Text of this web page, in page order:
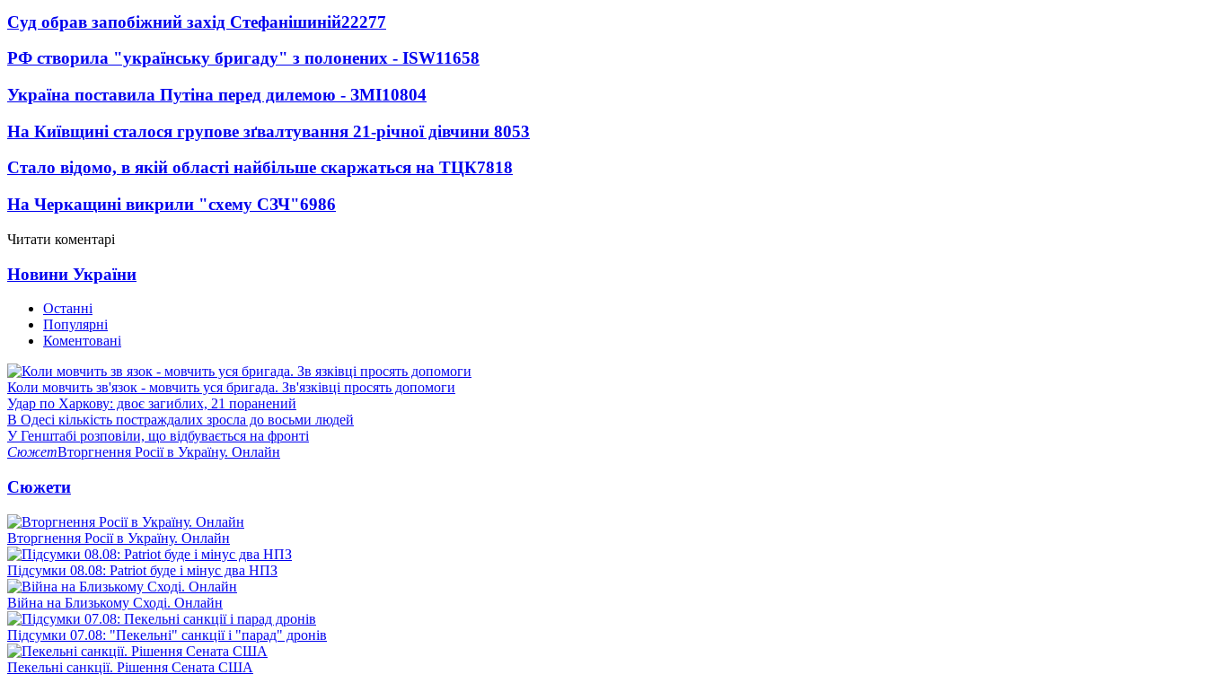
Суд обрав запобіжний захід Стефанішиній22277
РФ створила "українську бригаду" з полонених - ISW11658
Україна поставила Путіна перед дилемою - ЗМІ10804
На Київщині сталося групове зґвалтування 21-річної дівчини 8053
Стало відомо, в якій області найбільше скаржаться на ТЦК7818
На Черкащині викрили "схему СЗЧ"6986
Читати коментарі
Новини України
Останні
Популярні
Коментовані
Коли мовчить зв'язок - мовчить уся бригада. Зв'язківці просять допомоги
Удар по Харкову: двоє загиблих, 21 поранений
В Одесі кількість постраждалих зросла до восьми людей
У Генштабі розповіли, що відбувається на фронті
СюжетВторгнення Росії в Україну. Онлайн
Сюжети
Вторгнення Росії в Україну. Онлайн
Підсумки 08.08: Patriot буде і мінус два НПЗ
Війна на Близькому Сході. Онлайн
Підсумки 07.08: "Пекельні" санкції і "парад" дронів
Пекельні санкції. Рішення Сената США